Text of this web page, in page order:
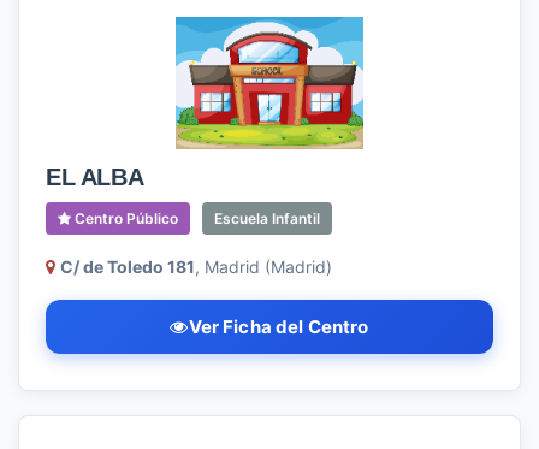
EL ALBA
Centro Público Escuela Infantil
C/ de Toledo 181, Madrid (Madrid)
Ver Ficha del Centro